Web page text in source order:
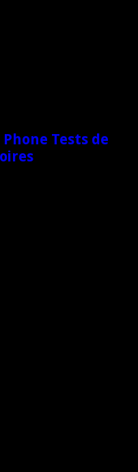
Phone Tests de